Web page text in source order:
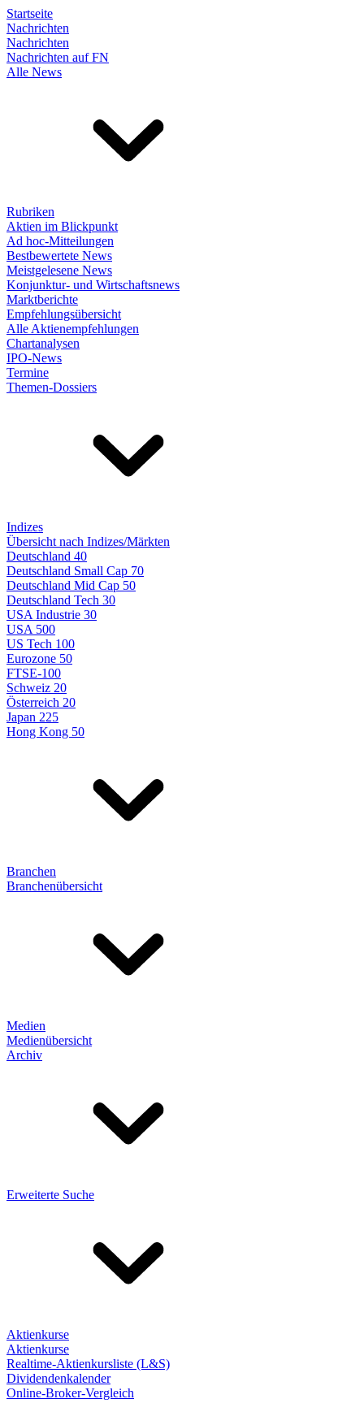
Startseite
Nachrichten
Nachrichten
Nachrichten auf FN
Alle News
Rubriken
Aktien im Blickpunkt
Ad hoc-Mitteilungen
Bestbewertete News
Meistgelesene News
Konjunktur- und Wirtschaftsnews
Marktberichte
Empfehlungsübersicht
Alle Aktienempfehlungen
Chartanalysen
IPO-News
Termine
Themen-Dossiers
Indizes
Übersicht nach Indizes/Märkten
Deutschland 40
Deutschland Small Cap 70
Deutschland Mid Cap 50
Deutschland Tech 30
USA Industrie 30
USA 500
US Tech 100
Eurozone 50
FTSE-100
Schweiz 20
Österreich 20
Japan 225
Hong Kong 50
Branchen
Branchenübersicht
Medien
Medienübersicht
Archiv
Erweiterte Suche
Aktienkurse
Aktienkurse
Realtime-Aktienkursliste (L&S)
Dividendenkalender
Online-Broker-Vergleich